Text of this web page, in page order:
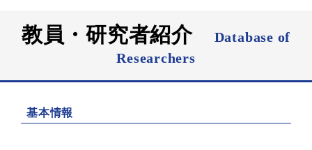
教員・研究者紹介
Database of
Researchers
基本情報